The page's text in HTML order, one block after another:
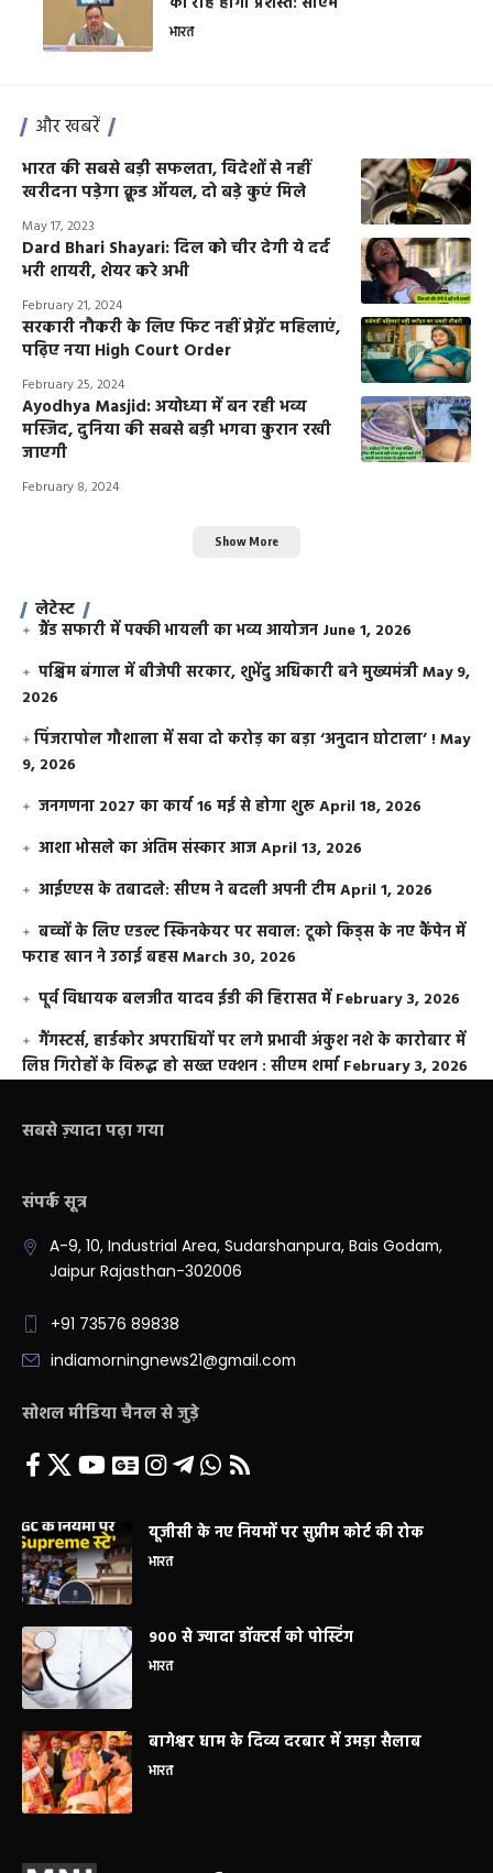
भारत
और खबरें
भारत की सबसे बड़ी सफलता, विदेशों से नहीं
खरीदना पड़ेगा क्रूड ऑयल, दो बड़े कुएं मिले
May 17, 2023
Dard Bhari Shayari: दिल को चीर देगी ये दर्द
भरी शायरी, शेयर करे अभी
February 21, 2024
सरकारी नौकरी के लिए फिट नहीं प्रेग्नेंट महिलाएं,
पढ़िए नया High Court Order
February 25, 2024
Ayodhya Masjid: अयोध्या में बन रही भव्य
मस्जिद, दुनिया की सबसे बड़ी भगवा कुरान रखी
जाएगी
February 8, 2024
Show More
लेटेस्ट
ग्रैंड सफारी में पक्की भायली का भव्य आयोजन June 1, 2026
पश्चिम बंगाल में बीजेपी सरकार, शुभेंदु अधिकारी बने मुख्यमंत्रीMay 9,
2026
​पिंजरापोल गौशाला में सवा दो करोड़ का बड़ा ‘अनुदान घोटाला’ !May
9, 2026
जनगणना 2027 का कार्य 16 मई से होगा शुरूApril 18, 2026
आशा भोसले का अंतिम संस्कार आजApril 13, 2026
आईएएस के तबादले: सीएम ने बदली अपनी टीमApril 1, 2026
बच्चों के लिए एडल्ट स्किनकेयर पर सवाल: टूको किड्स के नए कैंपेन में
फराह खान ने उठाई बहसMarch 30, 2026
पूर्व विधायक बलजीत यादव ईडी की हिरासत में February 3, 2026
गैंगस्टर्स, हार्डकोर अपराधियों पर लगे प्रभावी अंकुश नशे के कारोबार में
लिप्त गिरोहों के विरूद्ध हो सख्त एक्शन : सीएम शर्मा February 3, 2026
सबसे ज़्यादा पढ़ा गया
संपर्क सूत्र
A-9, 10, Industrial Area, Sudarshanpura, Bais Godam,
Jaipur Rajasthan-302006
+91 73576 89838
indiamorningnews21@gmail.com
सोशल मीडिया चैनल से जुड़े
यूजीसी के नए नियमों पर सुप्रीम कोर्ट की रोक
भारत
900 से ज्यादा डॉक्टर्स को पोस्टिंग
भारत
बागेश्वर धाम के दिव्य दरबार में उमड़ा सैलाब
भारत